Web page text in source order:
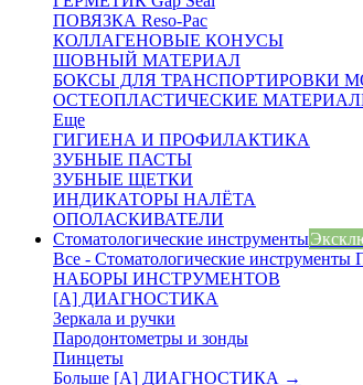
ПОВЯЗКА Reso-Pac
КОЛЛАГЕНОВЫЕ КОНУСЫ
ШОВНЫЙ МАТЕРИАЛ
БОКСЫ ДЛЯ ТРАНСПОРТИРОВКИ
ОСТЕОПЛАСТИЧЕСКИЕ
Еще
ГИГИЕНА И ПРОФИЛАКТИКА
ЗУБНЫЕ ПАСТЫ
ЗУБНЫЕ ЩЕТКИ
ИНДИКАТОРЫ НАЛЁТА
ОПОЛАСКИВАТЕЛИ
Стоматологические инструменты
Все - Стоматологические инструменты
НАБОРЫ ИНСТРУМЕНТОВ
[A] ДИАГНОСТИКА
Зеркала и ручки
Пародонтометры и зонды
Пинцеты
Больше [A] ДИАГНОСТИКА →